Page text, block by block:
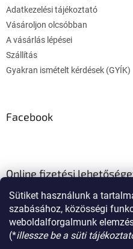
Sütiket használunk a
szabásához, közösségi
weboldalforgalmunk
(*illessze be a süti
Adatkezelési tájékoztató
Vásároljon olcsóbban
A vásárlás lépései
Szállítás
Gyakran ismételt kérdések (GYÍK)
Facebook
Online fizetési